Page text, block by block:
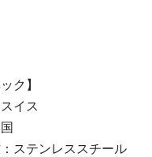
ク】
イス
ステンレススチール